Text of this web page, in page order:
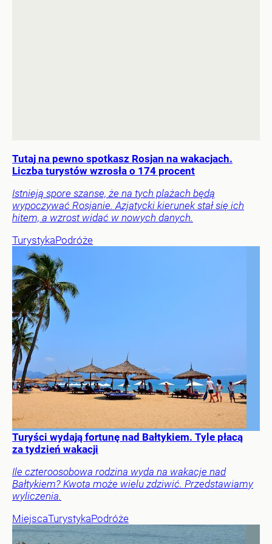
Tutaj na pewno spotkasz Rosjan na wakacjach.
Liczba turystów wzrosła o 174 procent
Istnieją spore szanse, że na tych plażach będą
wypoczywać Rosjanie. Azjatycki kierunek stał się ich
hitem, a wzrost widać w nowych danych.
TurystykaPodróże
Turyści wydają fortunę nad Bałtykiem. Tyle płacą
za tydzień wakacji
Ile czteroosobowa rodzina wyda na wakacje nad
Bałtykiem? Kwota może wielu zdziwić. Przedstawiamy
wyliczenia.
MiejscaTurystykaPodróże